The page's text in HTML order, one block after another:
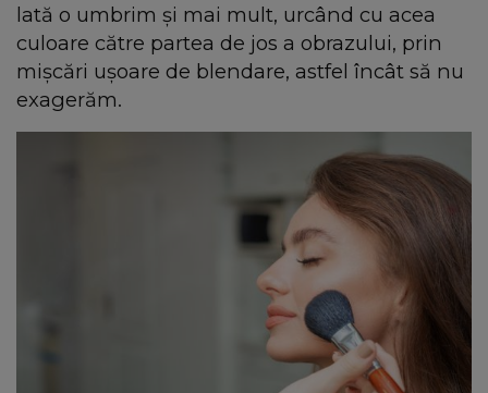
lată o umbrim și mai mult, urcând cu acea
culoare către partea de jos a obrazului, prin
mișcări ușoare de blendare, astfel încât să nu
exagerăm.